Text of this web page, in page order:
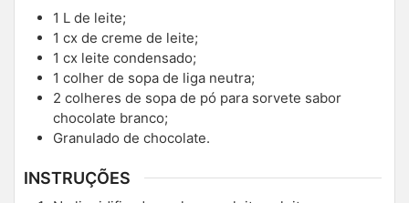
1 L de leite;
1 cx de creme de leite;
1 cx leite condensado;
1 colher de sopa de liga neutra;
2 colheres de sopa de pó para sorvete sabor
chocolate branco;
Granulado de chocolate.
INSTRUÇÕES